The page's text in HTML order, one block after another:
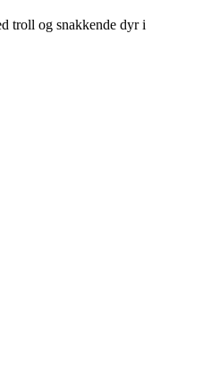
troll og snakkende dyr i